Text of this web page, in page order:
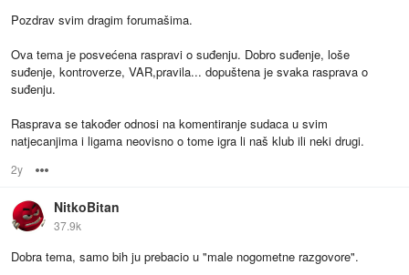
Pozdrav svim dragim forumašima.
Ova tema je posvećena raspravi o suđenju. Dobro suđenje, loše
suđenje, kontroverze, VAR,pravila... dopuštena je svaka rasprava o
suđenju.
Rasprava se također odnosi na komentiranje sudaca u svim
natjecanjima i ligama neovisno o tome igra li naš klub ili neki drugi.
2y
NitkoBitan
37.9k
Dobra tema, samo bih ju prebacio u "male nogometne razgovore".